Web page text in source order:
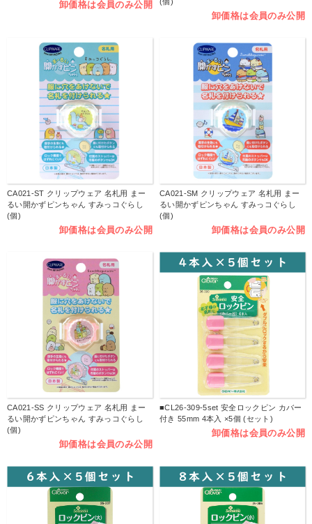
卸価格は会員のみ公開
卸価格は会員のみ公開
CA021-ST クリップウェア 名札用 まー
るい開かずピンちゃん すみっコぐらし
(個)
卸価格は会員のみ公開
CA021-SM クリップウェア 名札用 まー
るい開かずピンちゃん すみっコぐらし
(個)
卸価格は会員のみ公開
CA021-SS クリップウェア 名札用 まー
るい開かずピンちゃん すみっコぐらし
(個)
卸価格は会員のみ公開
■CL26-309-5set 安全ロックピン カバー
付き 55mm 4本入 ×5個 (セット)
卸価格は会員のみ公開